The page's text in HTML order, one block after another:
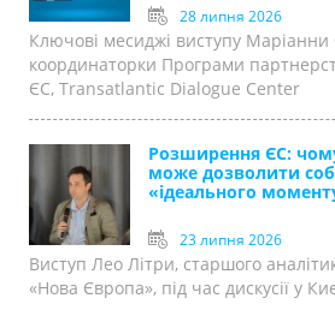
28 липня 2026
Ключові месиджі виступу Маріанни
координаторки Програми
ЄС, Transatlantic Dialogue Center
Розширення ЄС:
може дозволити
«ідеального
23 липня 2026
Виступ Лео Літри, старшого
«Нова Європа», під час дискусії у